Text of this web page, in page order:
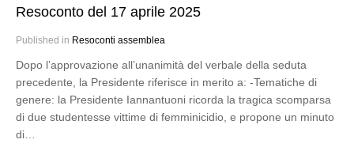
Resoconto del 17 aprile 2025
Published in Resoconti assemblea
Dopo l’approvazione all’unanimità del verbale della seduta
precedente, la Presidente riferisce in merito a: -Tematiche di
genere: la Presidente Iannantuoni ricorda la tragica scomparsa
di due studentesse vittime di femminicidio, e propone un minuto
di…